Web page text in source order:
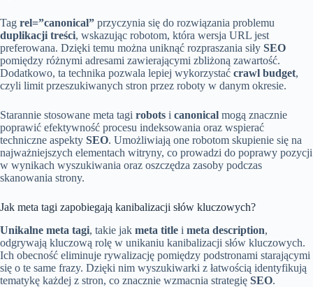
Tag rel=”canonical” przyczynia się do rozwiązania problemu
duplikacji treści, wskazując robotom, która wersja URL jest
preferowana. Dzięki temu można uniknąć rozpraszania siły SEO
pomiędzy różnymi adresami zawierającymi zbliżoną zawartość.
Dodatkowo, ta technika pozwala lepiej wykorzystać crawl budget,
czyli limit przeszukiwanych stron przez roboty w danym okresie.
Starannie stosowane meta tagi robots i canonical mogą znacznie
poprawić efektywność procesu indeksowania oraz wspierać
techniczne aspekty SEO. Umożliwiają one robotom skupienie się na
najważniejszych elementach witryny, co prowadzi do poprawy pozycji
w wynikach wyszukiwania oraz oszczędza zasoby podczas
skanowania strony.
Jak meta tagi zapobiegają kanibalizacji słów kluczowych?
Unikalne meta tagi, takie jak meta title i meta description,
odgrywają kluczową rolę w unikaniu kanibalizacji słów kluczowych.
Ich obecność eliminuje rywalizację pomiędzy podstronami starającymi
się o te same frazy. Dzięki nim wyszukiwarki z łatwością identyfikują
tematykę każdej z stron, co znacznie wzmacnia strategię SEO.